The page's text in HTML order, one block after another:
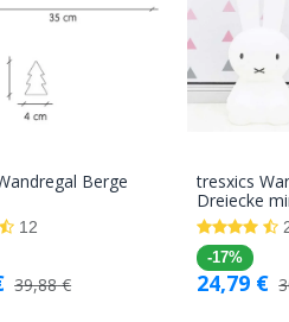
In den
Warenkorb
Berge
12
39,88€
tresxics
Dreiecke
-17%
24,79 €